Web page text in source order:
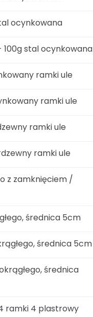
ocynkowana
100g stal ocynkowana
ramki ule
ramki ule
ramki ule
ramki ule
z zamknięciem /
średnica 5cm
średnica 5cm
średnica
ramki 4 plastrowy